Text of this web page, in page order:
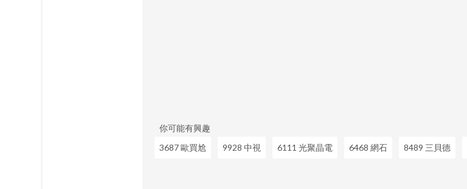
你可能有興趣
3687 歐買尬
9928 中視 6111 光聚晶電 6468 網石 8489 三貝德